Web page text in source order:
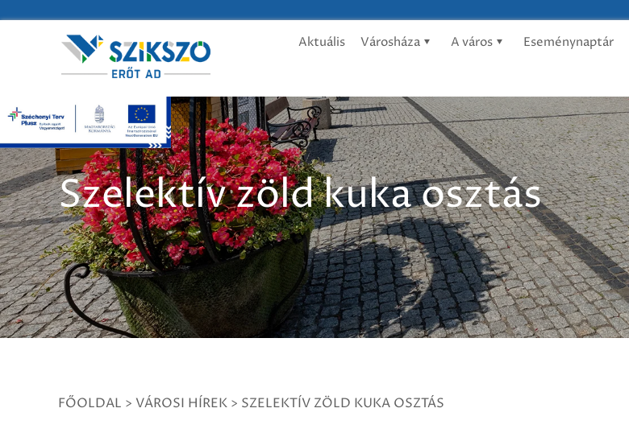
Aktuális Városháza A város Eseménynaptár
Szelektív zöld kuka osztás
FŐOLDAL > VÁROSI HÍREK > SZELEKTÍV ZÖLD KUKA OSZTÁS